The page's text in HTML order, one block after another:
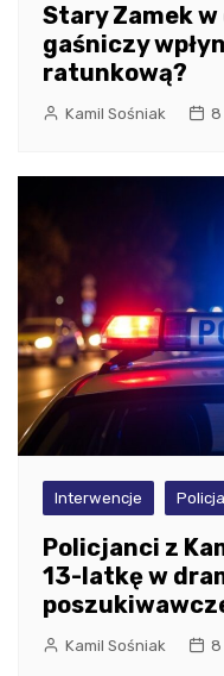
Stary Zamek
gaśniczy
ratunkową?
Kamil Sośniak 8
Interwencje Policja
Policjanci z
13-latkę w
Kamil Sośniak 8